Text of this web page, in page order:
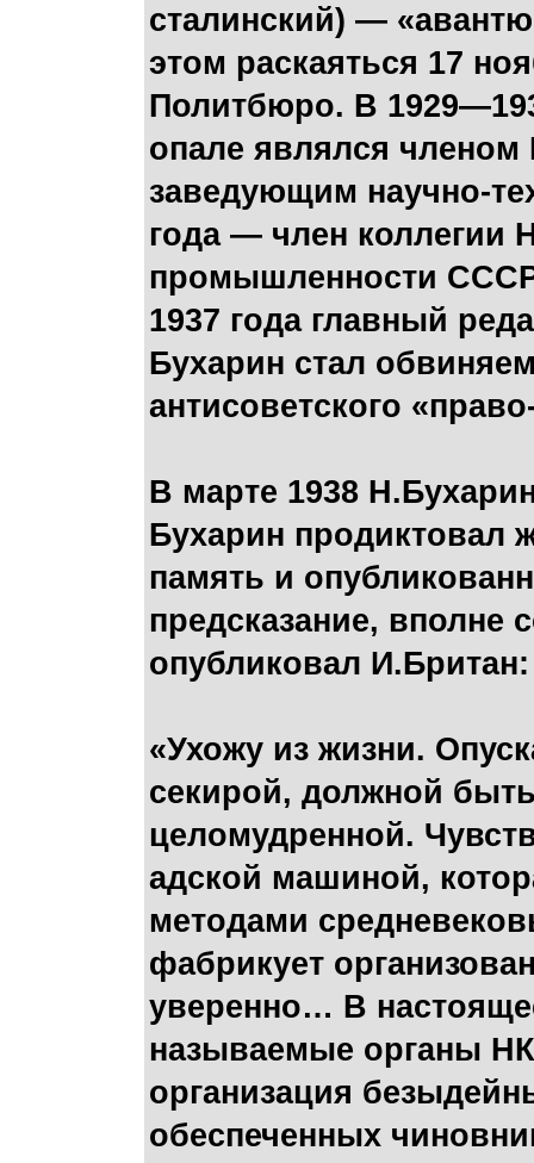
сталинский) —
этом раскаяться 17
Политбюро. В
опале являлся
заведующим научно-
года — член коллегии
промышленности
1937 года главный
Бухарин стал
антисоветского
В марте 1938
Бухарин продиктовал
память и
предсказание, вполне
опубликовал И.Британ:
«Ухожу из жизни.
секирой, должной
целомудренной.
адской машиной,
методами
фабрикует
уверенно… В
называемые органы
организация
обеспеченных